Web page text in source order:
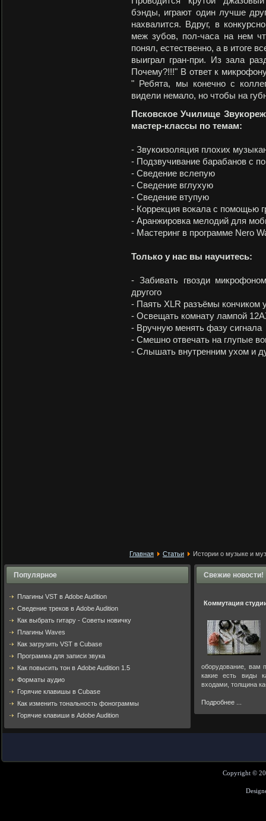
бэнды, играют один лучше
нахвалится. Вдруг, в
меж зубов, пол-часа на нем
понял, естественно, а в итоге
выиграл гран-при. Из зала
Почему?!!!" В ответ к
" Ребята, мы конечно с
видели немало, но чтобы на
Псковское Училище
мастер-классы по темам:
- Звукоизоляция плохих
- Подзвучивание барабанов с
- Сведение вслепую
- Сведение вглухую
- Сведение втупую
- Коррекция вокала с помощью
- Аранжировка мелодий для
- Мастеринг в программе Nero
Только у нас вы научитесь:
- Забивать гвозди
другого
- Паять XLR разъёмы кончиком
- Освещать комнату лампой
- Вручную менять фазу сигнала
- Смешно отвечать на глупые
- Слышать внутренним ухом и
Главная Статьи Истории о музыке и
Популярное
Плагины VST в Adobe Audition
Cведение треков в Adobe Audition
Как выбрать гитару - Советы новичку
Плагины Waves
Как загрузить VST в Cubase
Программа для записи звука
Как повысить тон в Adobe Audition 1.5
Форматы аудио
Горячие клавишы в Cubase
Как изменить тональность фонограммы
Горячие клавиши в Adobe Audition
Свежие новости!
Коммутация
оборудование, вам
какие есть виды
входами, толщина
Подробнее ...
Copyright ©